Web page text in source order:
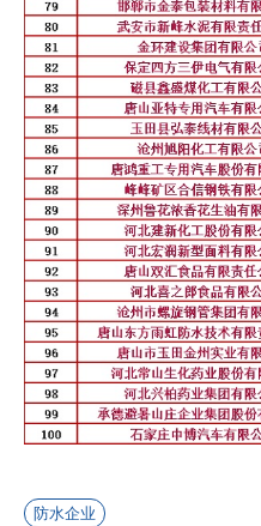
防水企业